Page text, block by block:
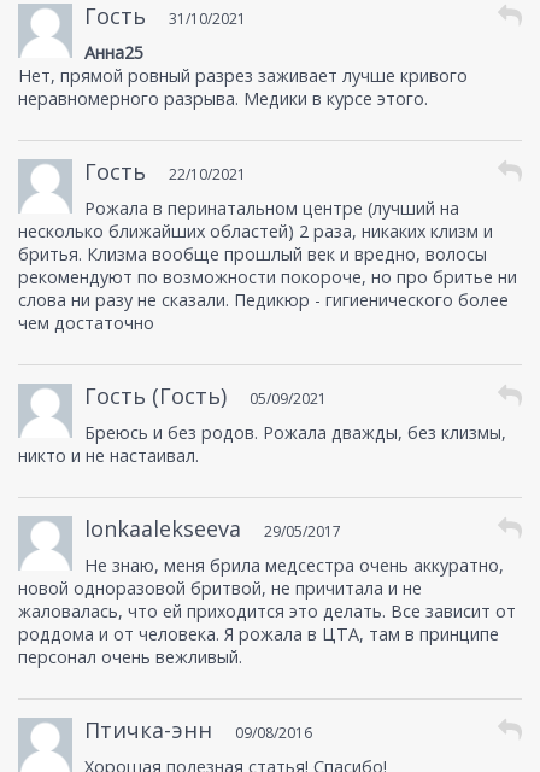
Гость 31/10/2021
Анна25
Нет, прямой ровный разрез заживает лучше кривого
неравномерного разрыва. Медики в курсе этого.
Гость 22/10/2021
Рожала в перинатальном центре (лучший на
несколько ближайших областей) 2 раза, никаких клизм и
бритья. Клизма вообще прошлый век и вредно, волосы
рекомендуют по возможности покороче, но про бритье ни
слова ни разу не сказали. Педикюр - гигиенического более
чем достаточно
Гость (Гость) 05/09/2021
Бреюсь и без родов. Рожала дважды, без клизмы,
никто и не настаивал.
lonkaalekseeva 29/05/2017
Не знаю, меня брила медсестра очень аккуратно,
новой одноразовой бритвой, не причитала и не
жаловалась, что ей приходится это делать. Все зависит от
роддома и от человека. Я рожала в ЦТА, там в принципе
персонал очень вежливый.
Птичка-энн 09/08/2016
Хорошая полезная статья! Спасибо!